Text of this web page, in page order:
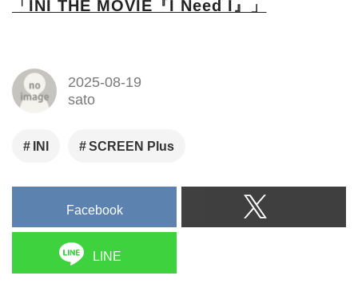
「INI THE MOVIE『I Need I』」
2025-08-19
sato
INI SCREEN Plus
Facebook
LINE